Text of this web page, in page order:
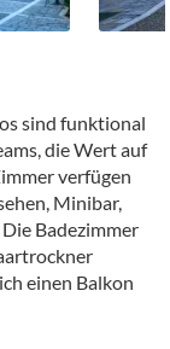
sind funktional
die Wert auf
verfügen
Minibar,
Die Badezimmer
einen Balkon